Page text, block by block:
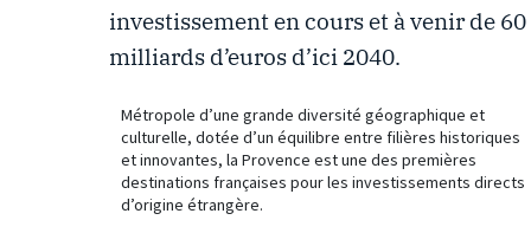
investissement en cours et à venir de 60
milliards d’euros d’ici 2040.
Métropole d’une grande diversité géographique et
culturelle, dotée d’un équilibre entre filières historiques
et innovantes, la Provence est une des premières
destinations françaises pour les investissements directs
d’origine étrangère.